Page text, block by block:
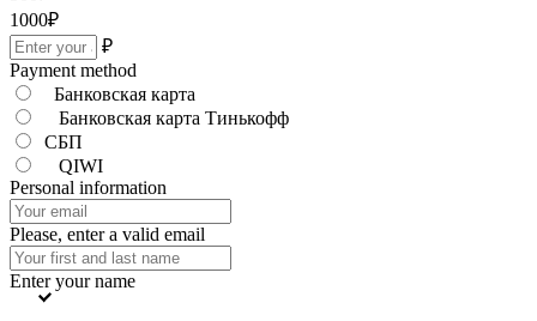
1000₽
₽
Payment method
Банковская карта
Банковская карта Тинькофф
СБП
QIWI
Personal information
Please, enter a valid email
Enter your name